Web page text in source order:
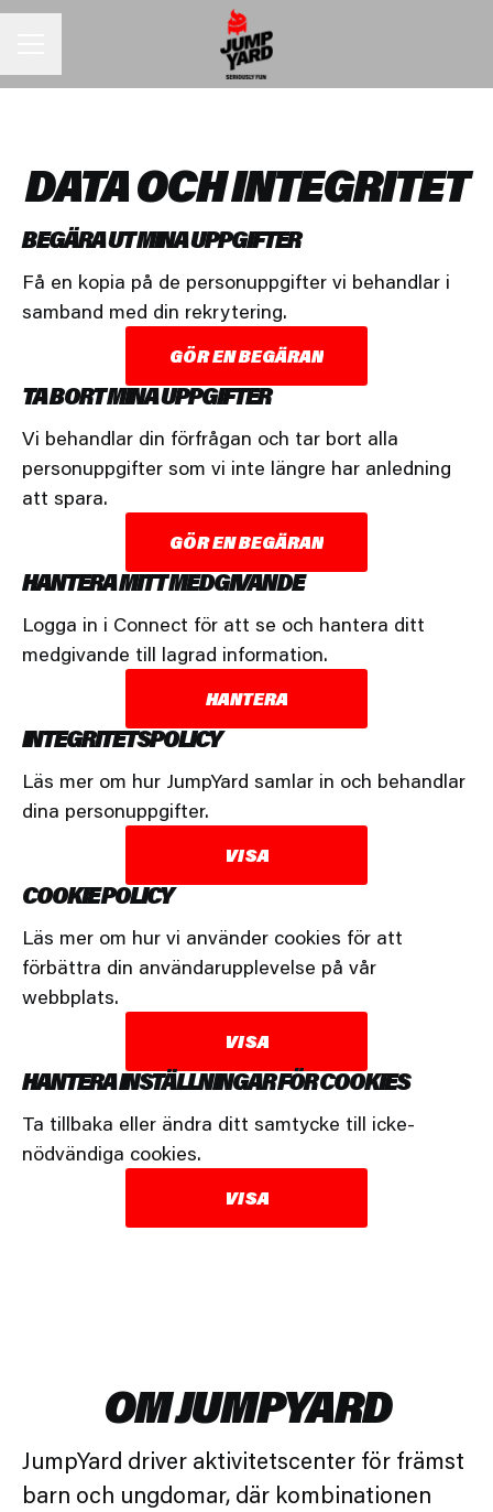
DATA OCH INTEGRITET
BEGÄRA UT MINA UPPGIFTER
Få en kopia på de personuppgifter vi behandlar i
samband med din rekrytering.
GÖR EN BEGÄRAN
TA BORT MINA UPPGIFTER
Vi behandlar din förfrågan och tar bort alla
personuppgifter som vi inte längre har anledning
att spara.
GÖR EN BEGÄRAN
HANTERA MITT MEDGIVANDE
Logga in i Connect för att se och hantera ditt
medgivande till lagrad information.
HANTERA
INTEGRITETSPOLICY
Läs mer om hur JumpYard samlar in och behandlar
dina personuppgifter.
VISA
COOKIE POLICY
Läs mer om hur vi använder cookies för att
förbättra din användarupplevelse på vår
webbplats.
VISA
HANTERA INSTÄLLNINGAR FÖR COOKIES
Ta tillbaka eller ändra ditt samtycke till icke-
nödvändiga cookies.
VISA
OM JUMPYARD
JumpYard driver aktivitetscenter för främst
barn och ungdomar, där kombinationen